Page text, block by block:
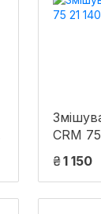
CRM
₴1 150